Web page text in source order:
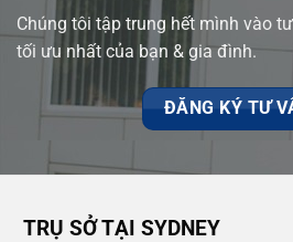
Chúng tôi tập trung hết mình vào
tối ưu nhất của bạn & gia đình.
ĐĂNG KÝ TƯ
TRỤ SỞ TẠI SYDNEY